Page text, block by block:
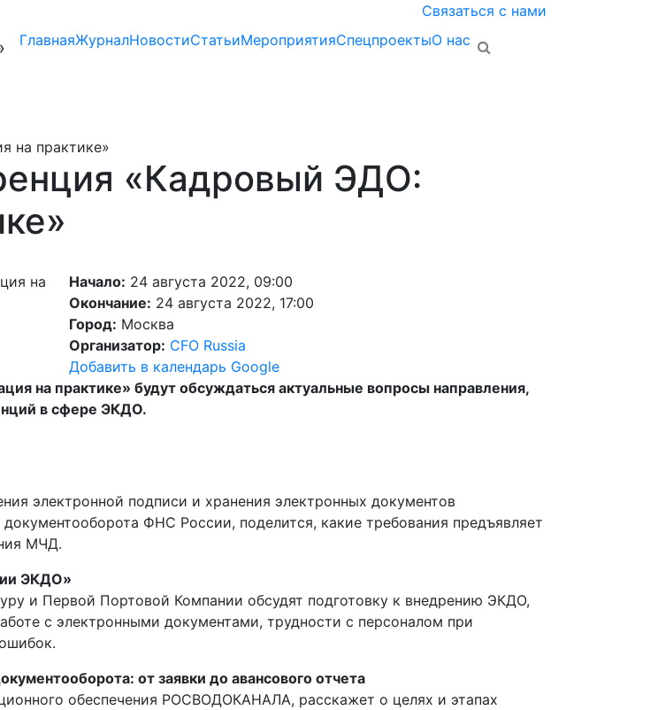
Связаться с нами
ГлавнаяЖурналНовостиСтатьиМероприятияСпецпроектыО нас
на практике»
«Кадровый ЭДО:
Начало: 24 августа 2022, 09:00
Окончание: 24 августа 2022, 17:00
Город: Москва
Организатор: CFO Russia
Добавить в календарь Google
на практике» будут обсуждаться актуальные вопросы направления,
в сфере ЭКДО.
электронной подписи и хранения электронных документов
ФНС России, поделится, какие требования предъявляет
МЧД.
ЭКДО»
и Первой Портовой Компании обсудят подготовку к внедрению ЭКДО,
с электронными документами, трудности с персоналом при
от заявки до авансового отчета
обеспечения РОСВОДОКАНАЛА, расскажет о целях и этапах